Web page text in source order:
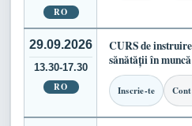
RO
29.09.2026
13.30-17.30
RO
CURS de
sănătății în
Inscrie-te